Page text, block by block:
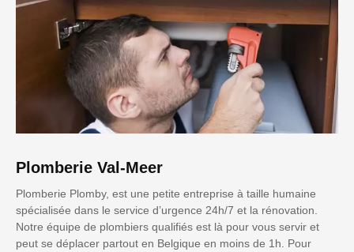
Plomberie Val-Meer
Plomberie Plomby, est une petite entreprise à taille humaine
spécialisée dans le service d’urgence 24h/7 et la rénovation.
Notre équipe de plombiers qualifiés est là pour vous servir et
peut se déplacer partout en Belgique en moins de 1h. Pour